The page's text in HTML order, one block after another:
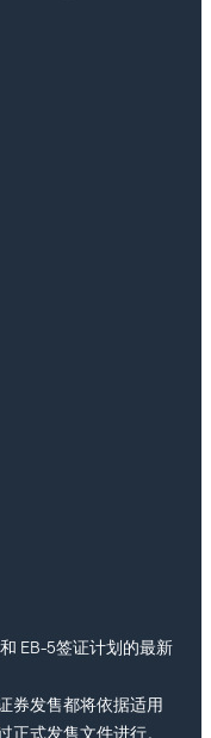
EB-5签证计划的最新
券发售都将依据适用